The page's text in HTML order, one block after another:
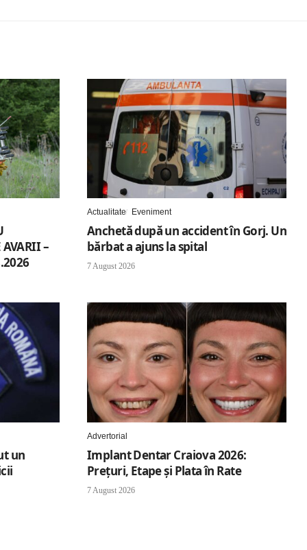
AVARII –
Actualitate Eveniment
Anchetă după un accident în Gorj. Un
bărbat a ajuns la spital
7 August 2026
un
Advertorial
Implant Dentar Craiova 2026:
Preţuri, Etape şi Plata în Rate
7 August 2026